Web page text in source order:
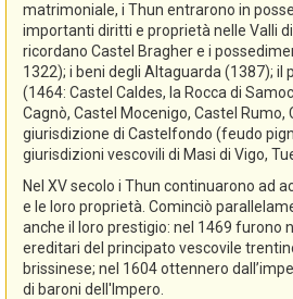
matrimoniale, i Thun entrarono in
importanti diritti e proprietà nelle Valli di
ricordano Castel Bragher e i
1322); i beni degli Altaguarda (1387); il
(1464: Castel Caldes, la Rocca di
Cagnò, Castel Mocenigo, Castel Rumo,
giurisdizione di Castelfondo (feudo
giurisdizioni vescovili di Masi di Vigo,
Nel XV secolo i Thun continuarono ad
e le loro proprietà. Cominciò
anche il loro prestigio: nel 1469 furono
ereditari del principato vescovile
brissinese; nel 1604 ottennero
di baroni dell'Impero.